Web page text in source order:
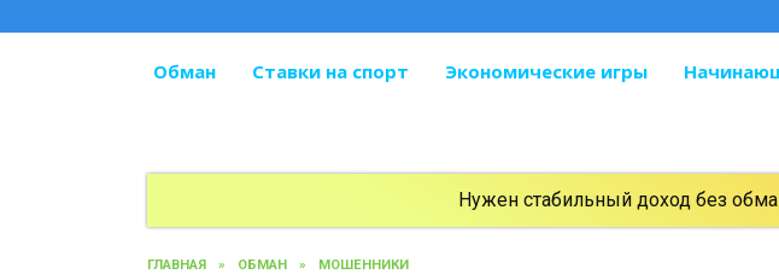
Обман Ставки на спорт Экономические игры
Нужен стабильный доход без
ГЛАВНАЯ » ОБМАН » МОШЕННИКИ